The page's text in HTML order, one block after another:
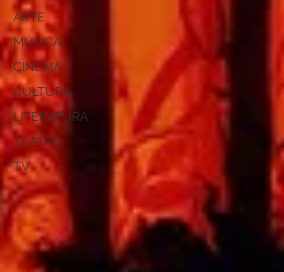
ARTE
MÚSICA
CINEMA
CULTURA
LITERATURA
TEATRO
TV